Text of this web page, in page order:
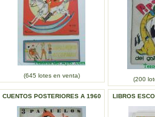
(645 lotes en venta)
(200
CUENTOS POSTERIORES A 1960 LIBROS